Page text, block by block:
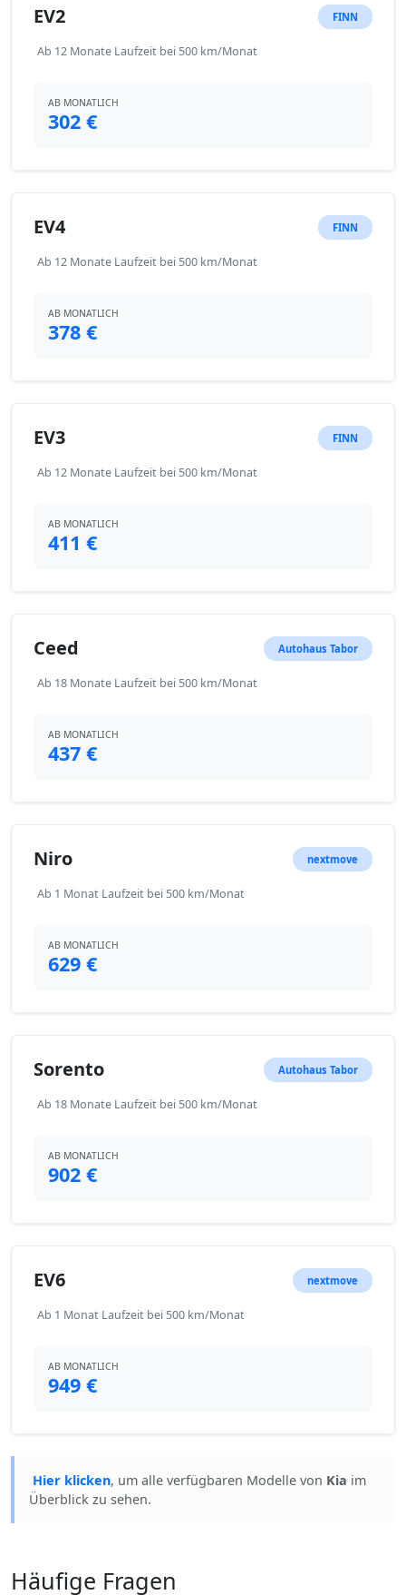
EV2 FINN
Ab 12 Monate Laufzeit bei 500 km/Monat
AB MONATLICH
302 €
EV4 FINN
Ab 12 Monate Laufzeit bei 500 km/Monat
AB MONATLICH
378 €
EV3 FINN
Ab 12 Monate Laufzeit bei 500 km/Monat
AB MONATLICH
411 €
Ceed Autohaus Tabor
Ab 18 Monate Laufzeit bei 500 km/Monat
AB MONATLICH
437 €
Niro nextmove
Ab 1 Monat Laufzeit bei 500 km/Monat
AB MONATLICH
629 €
Sorento Autohaus Tabor
Ab 18 Monate Laufzeit bei 500 km/Monat
AB MONATLICH
902 €
EV6 nextmove
Ab 1 Monat Laufzeit bei 500 km/Monat
AB MONATLICH
949 €
Hier klicken, um alle verfügbaren Modelle von Kia im
Überblick zu sehen.
Häufige Fragen